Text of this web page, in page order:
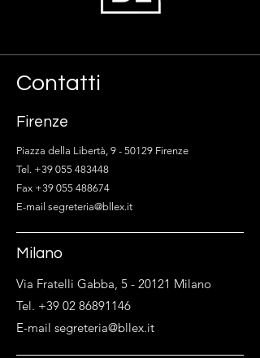
Contatti
Firenze
Piazza della Libertà, 9 - 50129 Firenze
Tel. +39 055 483448
Fax +39 055 488674
E-mail segreteria@bllex.it
Milano
Via Fratelli Gabba, 5 - 20121 Milano
Tel. +39 02 86891146
E-mail segreteria@bllex.it